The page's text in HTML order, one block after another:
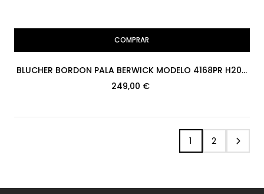
COMPRAR
BLUCHER BORDON PALA BERWICK MODELO 4168PR H207
COUNTRY CALF 178...
249,00 €
1 2